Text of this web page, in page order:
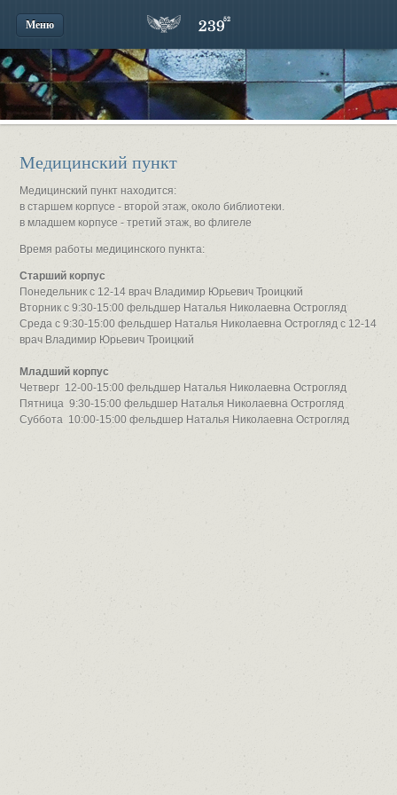
Меню
Медицинский пункт
Медицинский пункт находится:
в старшем корпусе - второй этаж, около библиотеки.
в младшем корпусе - третий этаж, во флигеле
Время работы медицинского пункта:
Старший корпус
Понедельник с 12-14 врач Владимир Юрьевич Троицкий
Вторник с 9:30-15:00 фельдшер Наталья Николаевна Острогляд
Среда с 9:30-15:00 фельдшер Наталья Николаевна Острогляд с 12-14
врач Владимир Юрьевич Троицкий
Младший корпус
Четверг 12-00-15:00 фельдшер Наталья Николаевна Острогляд
Пятница 9:30-15:00 фельдшер Наталья Николаевна Острогляд
Суббота 10:00-15:00 фельдшер Наталья Николаевна Острогляд